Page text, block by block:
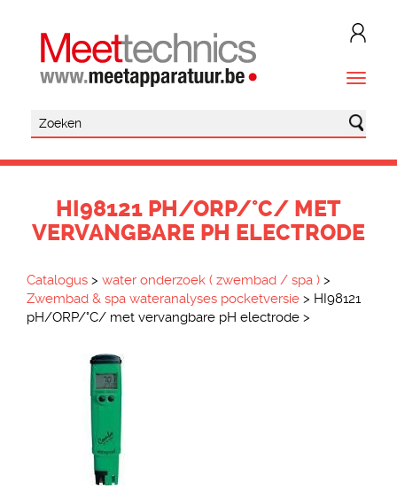
HI98121 PH/ORP/°C/ MET
VERVANGBARE PH ELECTRODE
Catalogus > water onderzoek ( zwembad / spa ) >
Zwembad & spa wateranalyses pocketversie > HI98121
pH/ORP/°C/ met vervangbare pH electrode >